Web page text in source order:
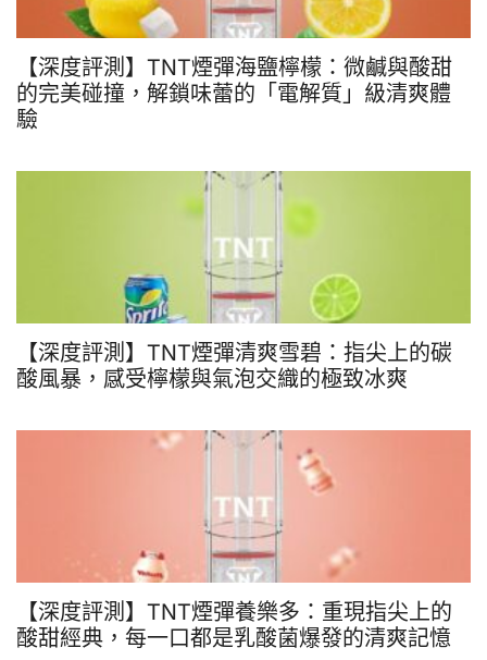
【深度評測】TNT煙彈海鹽檸檬：微鹹與酸甜
的完美碰撞，解鎖味蕾的「電解質」級清爽體
驗
【深度評測】TNT煙彈清爽雪碧：指尖上的碳
酸風暴，感受檸檬與氣泡交織的極致冰爽
【深度評測】TNT煙彈養樂多：重現指尖上的
酸甜經典，每一口都是乳酸菌爆發的清爽記憶